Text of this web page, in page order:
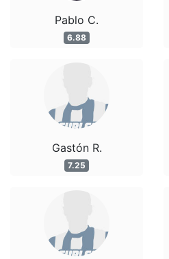
Pablo C.
6.88
Gastón R.
7.25